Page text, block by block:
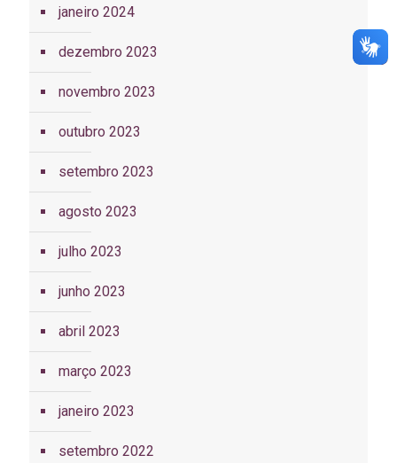
janeiro 2024
dezembro 2023
novembro 2023
outubro 2023
setembro 2023
agosto 2023
julho 2023
junho 2023
abril 2023
março 2023
janeiro 2023
setembro 2022